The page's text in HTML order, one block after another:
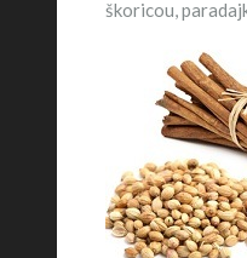
škoricou,